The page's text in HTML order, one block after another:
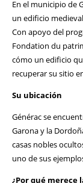
En el municipio de
un edificio
Con apoyo del
Fondation du
cómo un edificio
recuperar su sitio
Su ubicación
Générac se
Garona y la
casas nobles
uno de sus
¿Por qué merece